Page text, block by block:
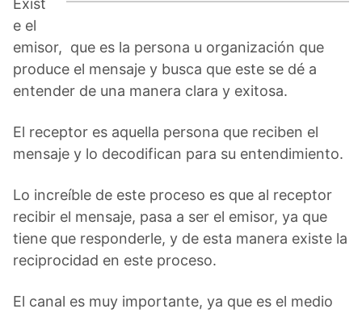
e el
emisor, que es la persona u organización que
produce el mensaje y busca que este se dé a
entender de una manera clara y exitosa.
El receptor es aquella persona que reciben el
mensaje y lo decodifican para su entendimiento.
Lo increíble de este proceso es que al receptor
recibir el mensaje, pasa a ser el emisor, ya que
tiene que responderle, y de esta manera existe la
reciprocidad en este proceso.
El canal es muy importante, ya que es el medio